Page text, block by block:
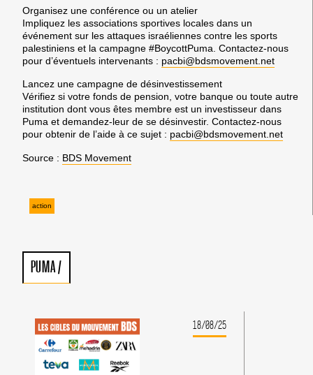
Organisez une conférence ou un atelier
Impliquez les associations sportives locales dans un
événement sur les attaques israéliennes contre les sports
palestiniens et la campagne #BoycottPuma. Contactez-nous
pour d’éventuels intervenants : pacbi@bdsmovement.net
Lancez une campagne de désinvestissement
Vérifiez si votre fonds de pension, votre banque ou toute autre
institution dont vous êtes membre est un investisseur dans
Puma et demandez-leur de se désinvestir. Contactez-nous
pour obtenir de l’aide à ce sujet : pacbi@bdsmovement.net
Source : BDS Movement
action
PUMA/
18/08/25